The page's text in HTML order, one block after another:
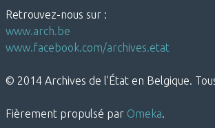
Retrouvez-nous sur :
www.arch.be
www.facebook.com/archives.etat
© 2014 Archives de l’État en Belgique.
Fièrement propulsé par Omeka.